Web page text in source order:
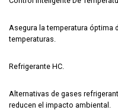
Asegura la temperatura
temperaturas.
Refrigerante HC.
Alternativas de gases
reducen el impacto ambiental.